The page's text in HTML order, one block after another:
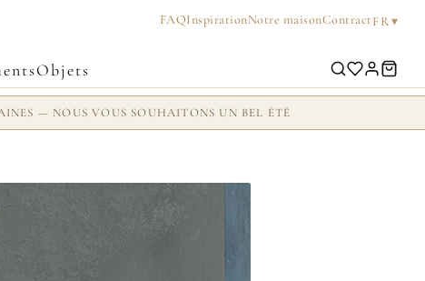
FAQInspirationNotre maisonContractFR▾
Objets
— NOUS VOUS SOUHAITONS UN BEL ÉTÉ